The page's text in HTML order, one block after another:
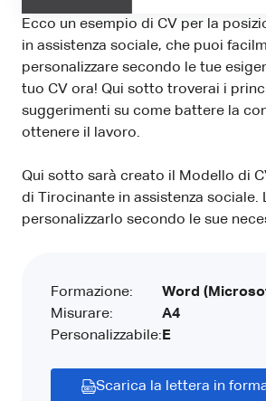
Ecco un esempio di CV per la
in assistenza sociale, che puoi
personalizzare secondo le tue
tuo CV ora! Qui sotto troverai i
suggerimenti su come battere la
ottenere il lavoro.
Qui sotto sarà creato il Modello di
di Tirocinante in assistenza sociale.
personalizzarlo secondo le sue
Formazione:
Misurare:
Personalizzabile:
Word
A4
E
Scarica la lettera in